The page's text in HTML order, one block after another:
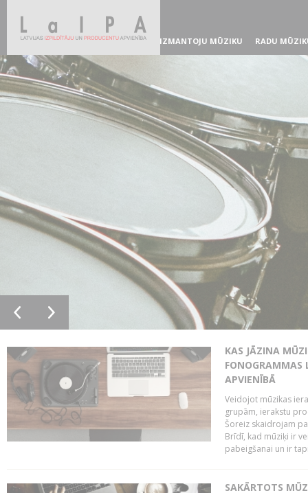
IZMANTOJU MŪZIKU RADU
KAS JĀZINA
FONOGRAMMAS
APVIENĪBĀ
Veidojot mūzikas
grupām, ierakstu
Šoreiz skaidrojam
Brīdī, kad mūziķi ir
pabeigšanai un ir
SAKĀRTOTS